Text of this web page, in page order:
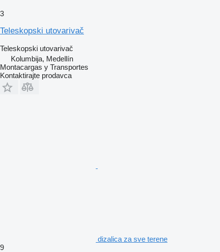
3
Teleskopski utovarivač
Teleskopski utovarivač
Kolumbija, Medellín
Montacargas y Transportes
Kontaktirajte prodavca
dizalica za sve terene
9